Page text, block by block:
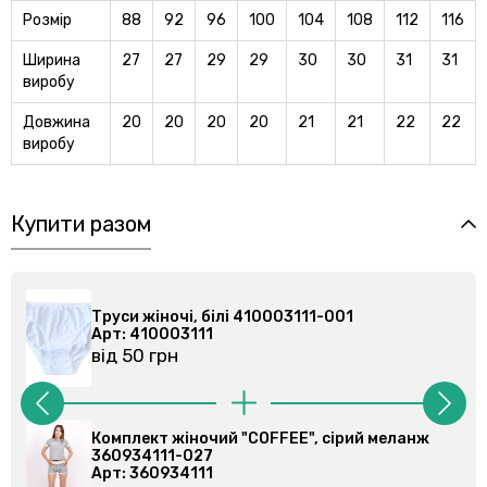
Розмір 88 92 96 100 104 108 112 116
Ширина
виробу
27 27 29 29 30 30 31 31
Довжина
виробу
20 20 20 20 21 21 22 22
Купити разом
410003111-001
"COFFEE", сірий меланж
Труси жіночі, білі
Домашній комплект,